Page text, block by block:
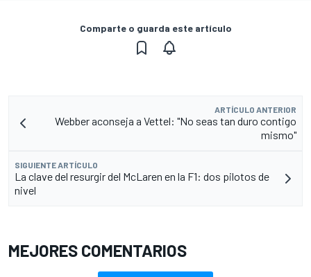
Comparte o guarda este artículo
ARTÍCULO ANTERIOR
Webber aconseja a Vettel: "No seas tan duro contigo
mismo"
SIGUIENTE ARTÍCULO
La clave del resurgir del McLaren en la F1: dos pilotos de
nivel
MEJORES COMENTARIOS